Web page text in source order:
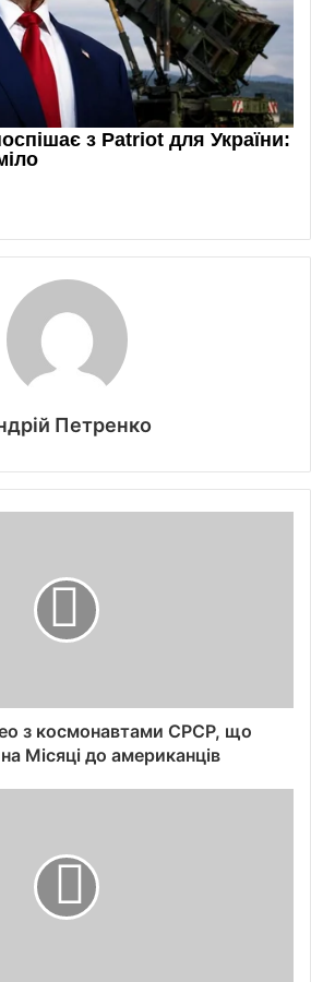
Петренко
з космонавтами СРСР, що
Місяці до американців